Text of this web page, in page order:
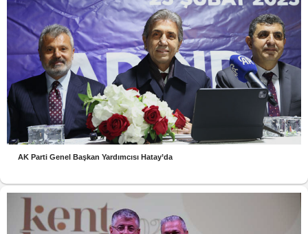
AK Parti Genel Başkan Yardımcısı Hatay’da